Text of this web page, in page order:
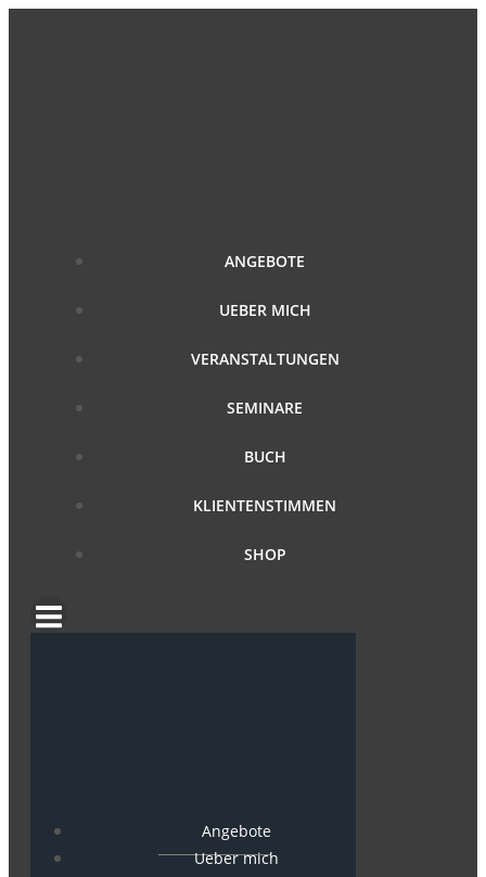
ANGEBOTE
UEBER MICH
VERANSTALTUNGEN
SEMINARE
BUCH
KLIENTENSTIMMEN
SHOP
Angebote
Ueber mich